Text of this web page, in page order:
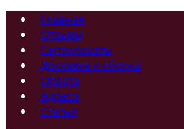
Главная
Отзывы
Сертификаты
Доставка и сборка
Оплата
Адреса
Статьи